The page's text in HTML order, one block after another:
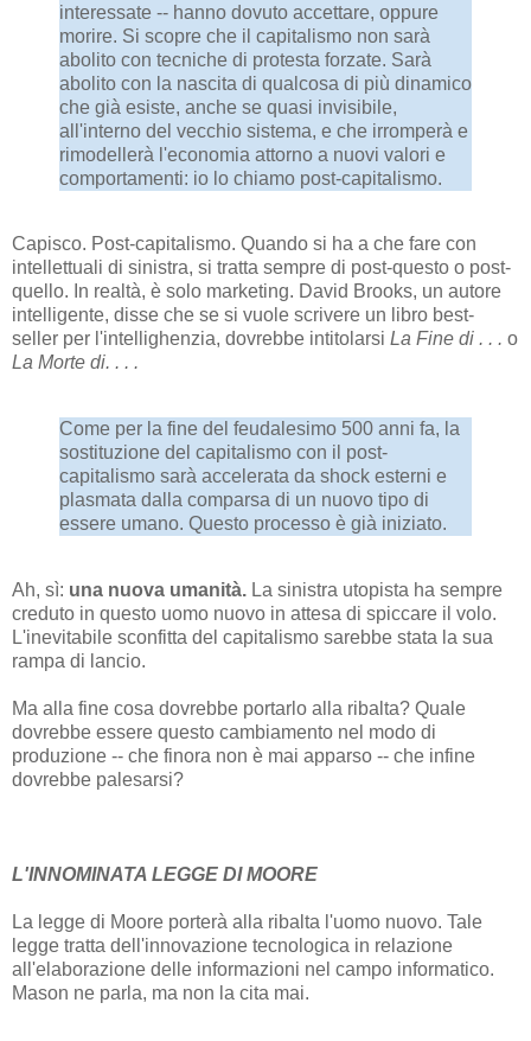
interessate -- hanno dovuto accettare, oppure
morire. Si scopre che il capitalismo non sarà
abolito con tecniche di protesta forzate. Sarà
abolito con la nascita di qualcosa di più dinamico
che già esiste, anche se quasi invisibile,
all'interno del vecchio sistema, e che irromperà e
rimodellerà l'economia attorno a nuovi valori e
comportamenti: io lo chiamo post-capitalismo.
Capisco. Post-capitalismo. Quando si ha a che fare con
intellettuali di sinistra, si tratta sempre di post-questo o post-
quello. In realtà, è solo marketing. David Brooks, un autore
intelligente, disse che se si vuole scrivere un libro best-
seller per l'intellighenzia, dovrebbe intitolarsi La Fine di . . . o
La Morte di. . . .
Come per la fine del feudalesimo 500 anni fa, la
sostituzione del capitalismo con il post-
capitalismo sarà accelerata da shock esterni e
plasmata dalla comparsa di un nuovo tipo di
essere umano. Questo processo è già iniziato.
Ah, sì: una nuova umanità. La sinistra utopista ha sempre
creduto in questo uomo nuovo in attesa di spiccare il volo.
L'inevitabile sconfitta del capitalismo sarebbe stata la sua
rampa di lancio.
Ma alla fine cosa dovrebbe portarlo alla ribalta? Quale
dovrebbe essere questo cambiamento nel modo di
produzione -- che finora non è mai apparso -- che infine
dovrebbe palesarsi?
L'INNOMINATA LEGGE DI MOORE
La legge di Moore porterà alla ribalta l'uomo nuovo. Tale
legge tratta dell'innovazione tecnologica in relazione
all'elaborazione delle informazioni nel campo informatico.
Mason ne parla, ma non la cita mai.